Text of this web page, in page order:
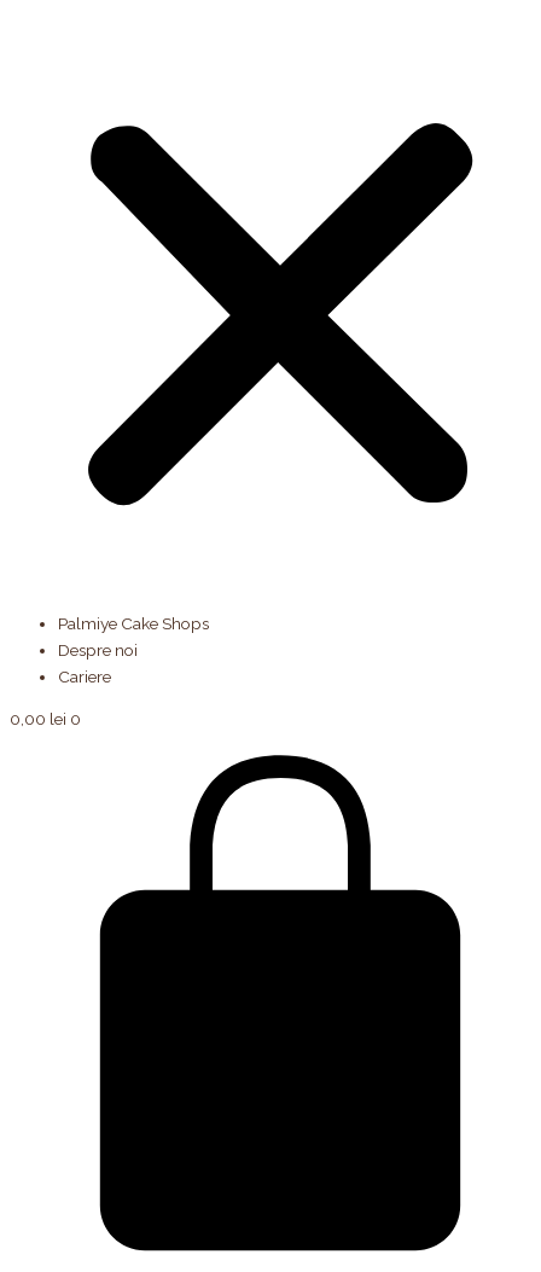
Palmiye Cake Shops
Despre noi
Cariere
0,00 lei 0